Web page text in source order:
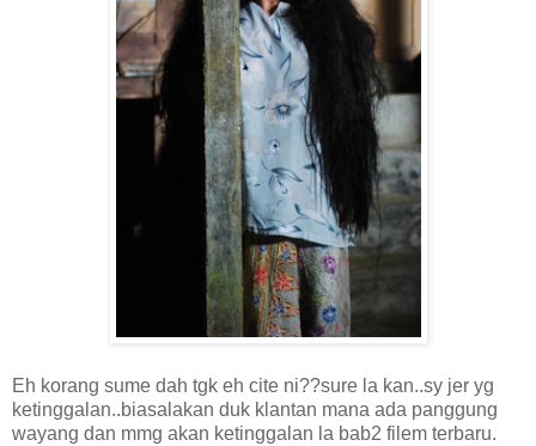
Eh korang sume dah tgk eh cite ni??sure la kan..sy jer yg
ketinggalan..biasalakan duk klantan mana ada panggung
wayang dan mmg akan ketinggalan la bab2 filem terbaru.